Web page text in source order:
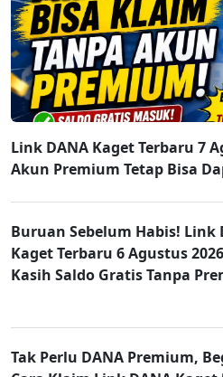
Link DANA Kaget Terbaru 7
Akun Premium Tetap Bisa
Buruan Sebelum Habis! Link
Kaget Terbaru 6 Agustus
Kasih Saldo Gratis Tanpa
Tak Perlu DANA Premium,